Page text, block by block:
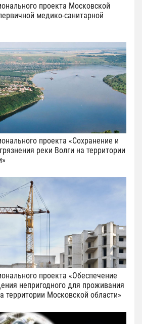
проекта Московской
медико-санитарной
проекта «Сохранение и
реки Волги на территории
проекта «Обеспечение
непригодного для проживания
Московской области»